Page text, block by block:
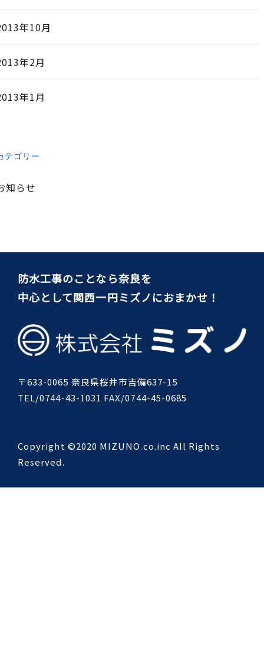
年10月
年2月
年1月
テゴリー
知らせ
防水工事のことなら奈良を
中心として関西一円ミズノにおまかせ！
〒633-0065 奈良県桜井市吉備637-15
TEL/0744-43-1031 FAX/0744-45-0685
Copyright ©2020 MIZUNO.co.inc All Rights
Reserved.